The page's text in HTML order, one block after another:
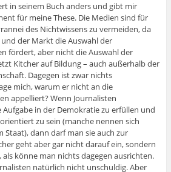
in seinem Buch anders und gibt mir
für meine These. Die Medien sind für
des Nichtwissens zu vermeiden, da
der Markt die Auswahl der
fördert, aber nicht die Auswahl der
Kitcher auf Bildung – auch außerhalb der
Dagegen ist zwar nichts
mich, warum er nicht an die
appelliert? Wenn Journalisten
in der Demokratie zu erfüllen und
zu sein (manche nennen sich
Staat), dann darf man sie auch zur
geht aber gar nicht darauf ein, sondern
könne man nichts dagegen ausrichten.
natürlich nicht unschuldig. Aber